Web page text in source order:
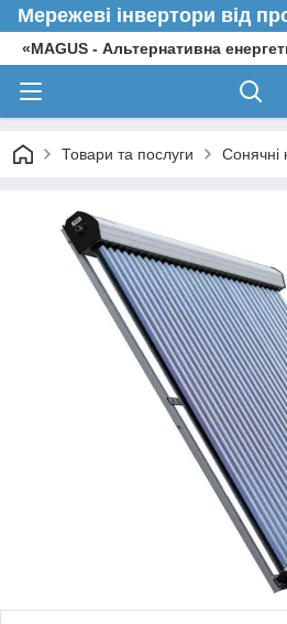
Мережеві інвертори від
«MAGUS - Альтернативна
Товари та послуги Сонячні